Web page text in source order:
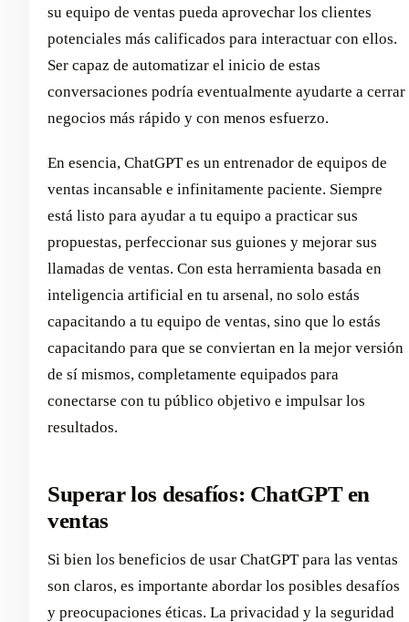
su equipo de ventas pueda aprovechar los clientes
potenciales más calificados para interactuar con ellos.
Ser capaz de automatizar el inicio de estas
conversaciones podría eventualmente ayudarte a cerrar
negocios más rápido y con menos esfuerzo.
En esencia, ChatGPT es un entrenador de equipos de
ventas incansable e infinitamente paciente. Siempre
está listo para ayudar a tu equipo a practicar sus
propuestas, perfeccionar sus guiones y mejorar sus
llamadas de ventas. Con esta herramienta basada en
inteligencia artificial en tu arsenal, no solo estás
capacitando a tu equipo de ventas, sino que lo estás
capacitando para que se conviertan en la mejor versión
de sí mismos, completamente equipados para
conectarse con tu público objetivo e impulsar los
resultados.
Superar los desafíos: ChatGPT en
ventas
Si bien los beneficios de usar ChatGPT para las ventas
son claros, es importante abordar los posibles desafíos
y preocupaciones éticas. La privacidad y la seguridad